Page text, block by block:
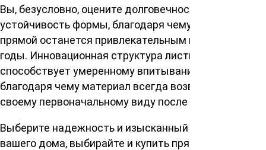
Вы, безусловно, оцените долговечность и
устойчивость формы, благодаря чему планкен
прямой останется привлекательным на долгие
годы. Инновационная структура лиственницы
способствует умеренному впитыванию влаги,
благодаря чему материал всегда возвращается к
своему первоначальному виду после высыхания.
Выберите надежность и изысканный дизайн для
вашего дома, выбирайте и купить прямой планкен из